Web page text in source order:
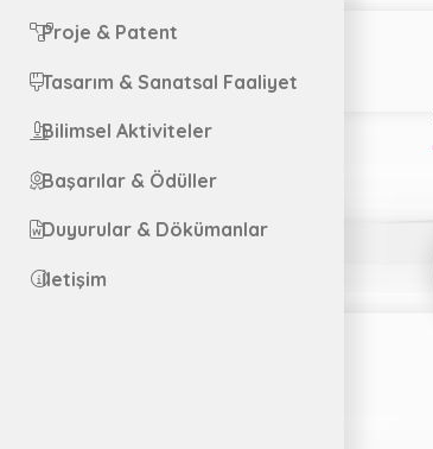
Proje & Patent
Tasarım & Sanatsal Faaliyet
Bilimsel Aktiviteler
Başarılar & Ödüller
Duyurular & Dökümanlar
İletişim